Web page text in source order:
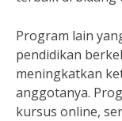
Program lain
pendidikan
meningkatkan
anggotanya.
kursus online,